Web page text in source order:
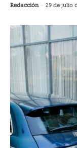
Redacción - 29 de julio